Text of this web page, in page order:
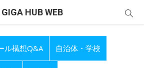
GIGA HUB WEB
ル構想Q&A 自治体・学校